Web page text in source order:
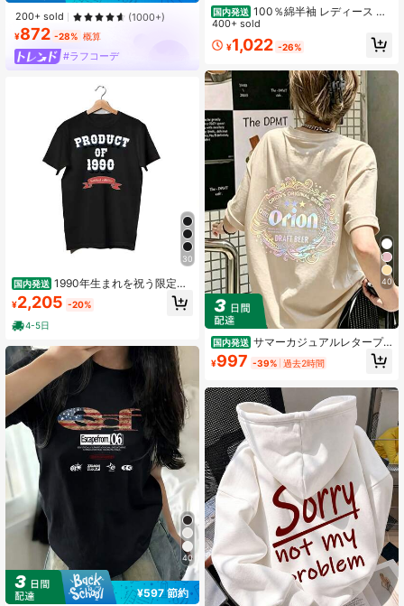
200+ sold (1000+)
¥872 -28% 概算
#ラフコーデ
30
国内発送 1990年生まれを祝う限定版
Tシャツ - コレギエイトスタイルのテ
キスト「PRODUCT OF 1990」と赤
いリボンバナーで「limited edition」
をデザインしたカジュアル半袖コッ
トンTシャツ - お祝い、ギフトに最適
なアイテム
¥2,205 -20%
4-5日
40
¥597 節約
国内発送 100％綿半袖 レディース プ
リント韓国風トップス 春夏新作 ゆっ
たり通気性tシャツ Y2Kトップス 韓
国風ラウンドネックTシャツ 国内発
400+ sold
¥1,022 -26%
40
国内発送 サマーカジュアルレタープ
リントのオーバーサイズTシャツ、ク
ルーネック半袖、女性用のゆったり
¥997 -39% 過去2時間